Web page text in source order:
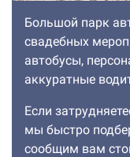
Большой парк
свадебных
автобусы,
аккуратные
Если
мы быстро
сообщим вам